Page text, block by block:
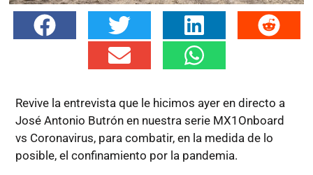
Revive la entrevista que le hicimos ayer en directo a
José Antonio Butrón en nuestra serie MX1Onboard
vs Coronavirus, para combatir, en la medida de lo
posible, el confinamiento por la pandemia.